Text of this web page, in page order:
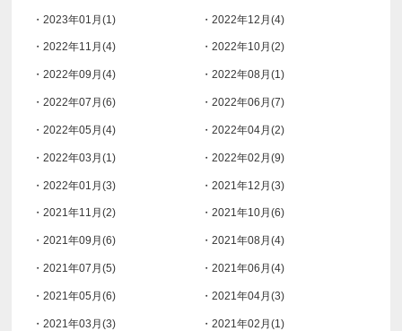
・2023年01月(1) ・2022年12月(4)
・2022年11月(4) ・2022年10月(2)
・2022年09月(4) ・2022年08月(1)
・2022年07月(6) ・2022年06月(7)
・2022年05月(4) ・2022年04月(2)
・2022年03月(1) ・2022年02月(9)
・2022年01月(3) ・2021年12月(3)
・2021年11月(2) ・2021年10月(6)
・2021年09月(6) ・2021年08月(4)
・2021年07月(5) ・2021年06月(4)
・2021年05月(6) ・2021年04月(3)
・2021年03月(3) ・2021年02月(1)